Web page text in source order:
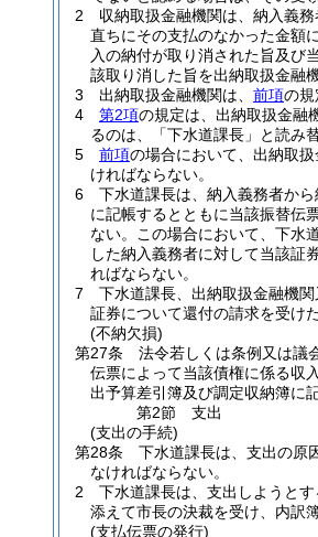
2
収納取扱金融機関は、納入義
直ちにその支払のなかった金額
入の納付が取り消された旨及び
該取り消した旨を出納取扱金融
3
出納取扱金融機関は、 前項の規
4
第2項の規定は、出納取扱金融
るのは、「下水道課長」と読み
5
前項の場合において、出納取
ければならない。
6
下水道課長は、納入義務者か
に記帳するとともに当該振替伝
ない。
この場合において、下水
した納入義務者に対して当該証
ればならない。
7
下水道課長、出納取扱金融機関
証券について還付の請求を受け
(不納欠損)
第27条
法令若しくは条例又は議
伝票によって当該債権に係る収
出予算差引簿及び調定収納簿に
第2節
支出
(支出の手続)
第28条
下水道課長は、支出の原
なければならない。
2
下水道課長は、支出しようと
添えて市長の決裁を受け、内訳
(支払伝票の発行)